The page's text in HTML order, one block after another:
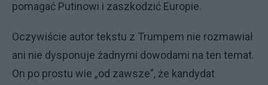
pomagać Putinowi i zaszkodzić Europie.
Oczywiście autor tekstu z Trumpem nie rozmawiał
ani nie dysponuje żadnymi dowodami na ten temat.
On po prostu wie „od zawsze”, że kandydat